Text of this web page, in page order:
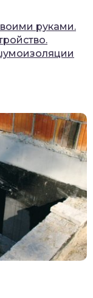
руками.